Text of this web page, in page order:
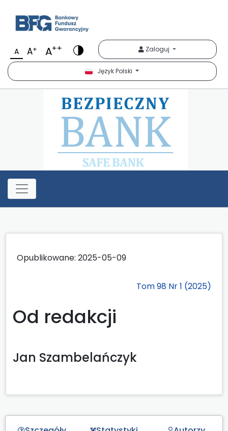
Bezpieczny Bank
A A+ A++ Zaloguj
Język Polski
Opublikowane: 2025-05-09
Tom 98 Nr 1 (2025)
Od redakcji
Jan Szambelańczyk